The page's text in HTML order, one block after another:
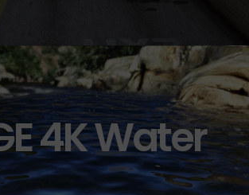
4K Water